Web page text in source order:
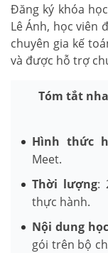
Đăng ký khóa
Lê Ánh, học viên
chuyên gia kế
và được hỗ trợ
Tóm tắt
Hình thức
Meet.
Thời lượng:
thực hành.
Nội dung học
gói trên bộ